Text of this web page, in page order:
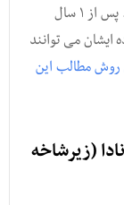
مدرک زبان آیلتس با نمره حداقل ۵ داشته باشند. پس از ۱ سال
ایشان می توانند
روش مطالب این
(زیرشاخه